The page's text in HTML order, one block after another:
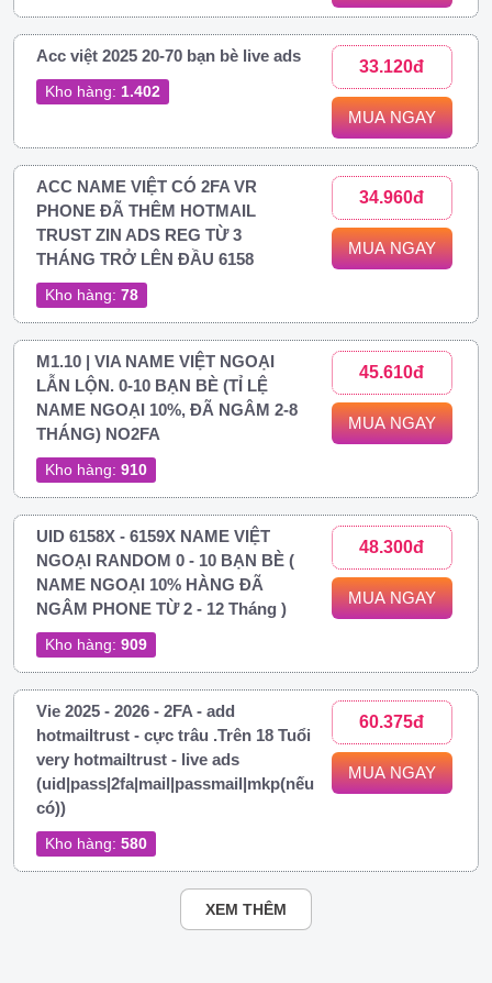
Acc việt 2025 20-70 bạn bè live ads
Kho hàng: 1.402
33.120đ
MUA NGAY
ACC NAME VIỆT CÓ 2FA VR
PHONE ĐÃ THÊM HOTMAIL
TRUST ZIN ADS REG TỪ 3
THÁNG TRỞ LÊN ĐẦU 6158
Kho hàng: 78
34.960đ
MUA NGAY
M1.10 | VIA NAME VIỆT NGOẠI
LẪN LỘN. 0-10 BẠN BÈ (TỈ LỆ
NAME NGOẠI 10%, ĐÃ NGÂM 2-8
THÁNG) NO2FA
Kho hàng: 910
45.610đ
MUA NGAY
UID 6158X - 6159X NAME VIỆT
NGOẠI RANDOM 0 - 10 BẠN BÈ (
NAME NGOẠI 10% HÀNG ĐÃ
NGÂM PHONE TỪ 2 - 12 Tháng )
Kho hàng: 909
48.300đ
MUA NGAY
Vie 2025 - 2026 - 2FA - add
hotmailtrust - cực trâu .Trên 18 Tuổi
very hotmailtrust - live ads
(uid|pass|2fa|mail|passmail|mkp(nếu
có))
Kho hàng: 580
60.375đ
MUA NGAY
XEM THÊM